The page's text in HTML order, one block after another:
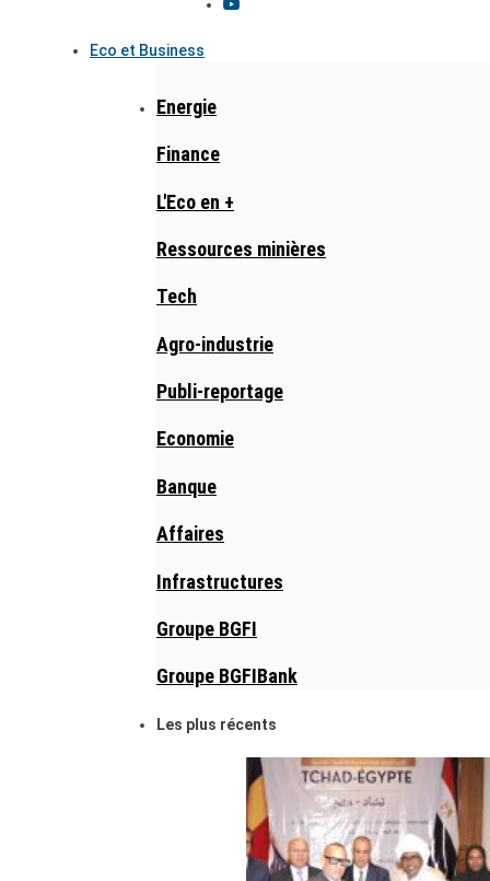
Eco et Business
Energie
Finance
L'Eco en +
Ressources minières
Tech
Agro-industrie
Publi-reportage
Economie
Banque
Affaires
Infrastructures
Groupe BGFI
Groupe BGFIBank
Les plus récents